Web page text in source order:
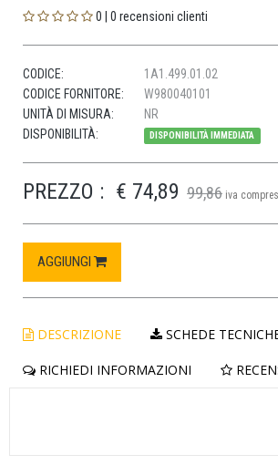
0 | 0 recensioni clienti
CODICE:
1A1.499.01.02
CODICE FORNITORE:
W980040101
UNITÀ DI MISURA:
NR
DISPONIBILITÀ:
DISPONIBILITÀ IMMEDIATA
PREZZO : € 74,89 99,86 iva
AGGIUNGI
DESCRIZIONE SCHEDE
RICHIEDI INFORMAZIONI